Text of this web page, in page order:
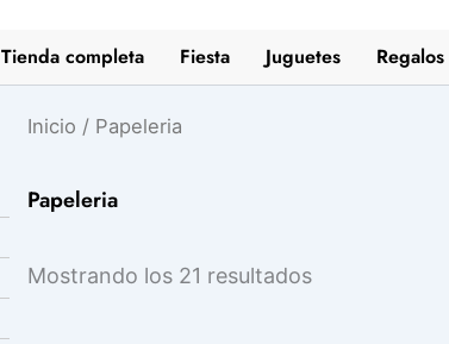
Tienda completa Fiesta Juguetes Regalos
Inicio / Papeleria
Papeleria
Mostrando los 21 resultadospor